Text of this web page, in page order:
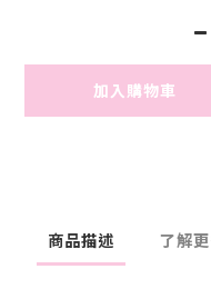
加入購物車
商品描述 了解